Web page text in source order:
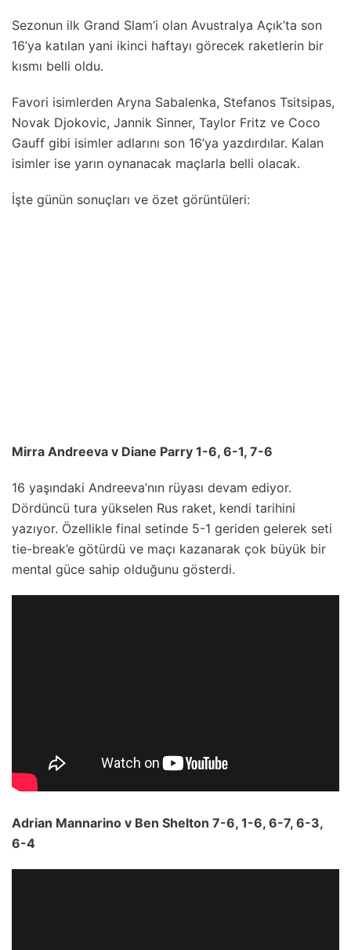
Sezonun ilk Grand Slam’i olan Avustralya Açık’ta son
16’ya katılan yani ikinci haftayı görecek raketlerin bir
kısmı belli oldu.
Favori isimlerden Aryna Sabalenka, Stefanos Tsitsipas,
Novak Djokovic, Jannik Sinner, Taylor Fritz ve Coco
Gauff gibi isimler adlarını son 16’ya yazdırdılar. Kalan
isimler ise yarın oynanacak maçlarla belli olacak.
İşte günün sonuçları ve özet görüntüleri:
Mirra Andreeva v Diane Parry 1-6, 6-1, 7-6
16 yaşındaki Andreeva’nın rüyası devam ediyor.
Dördüncü tura yükselen Rus raket, kendi tarihini
yazıyor. Özellikle final setinde 5-1 geriden gelerek seti
tie-break’e götürdü ve maçı kazanarak çok büyük bir
mental güce sahip olduğunu gösterdi.
Adrian Mannarino v Ben Shelton 7-6, 1-6, 6-7, 6-3,
6-4